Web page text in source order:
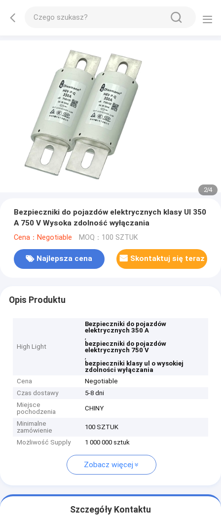
2/4
Bezpieczniki do pojazdów elektrycznych klasy Ul 350
A 750 V Wysoka zdolność wyłączania
Cena：Negotiable MOQ：100 SZTUK
Najlepsza cena Skontaktuj się teraz
Opis Produktu
High Light
Bezpieczniki do pojazdów
elektrycznych 350 A
,
bezpieczniki do pojazdów
elektrycznych 750 V
,
bezpieczniki klasy ul o wysokiej
zdolności wyłączania
Cena
Negotiable
Czas dostawy
5-8 dni
Miejsce
pochodzenia
CHINY
Minimalne
zamówienie
100 SZTUK
Możliwość Supply 1 000 000 sztuk
Zobacz więcej
Szczegóły Kontaktu